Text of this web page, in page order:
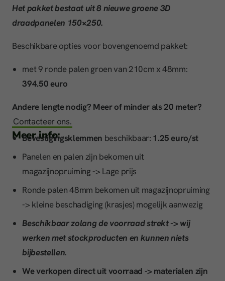
Het pakket bestaat uit 8 nieuwe groene 3D
draadpanelen 150×250.
Beschikbare opties voor bovengenoemd pakket:
met 9 ronde palen groen van 210cm x 48mm:
394.50 euro
Andere lengte nodig? Meer of minder als 20 meter?
Contacteer ons.
Meer info:
Bevestigingsklemmen beschikbaar: 1.25 euro/st
Panelen en palen zijn bekomen uit
magazijnopruiming -> Lage prijs
Ronde palen 48mm bekomen uit magazijnopruiming
-> kleine beschadiging (krasjes) mogelijk aanwezig
Beschikbaar zolang de voorraad strekt -> wij
werken met stockproducten en kunnen niets
bijbestellen.
We verkopen direct uit voorraad -> materialen zijn